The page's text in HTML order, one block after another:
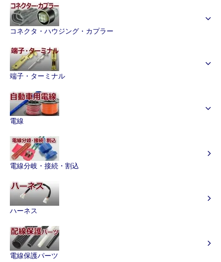
コネクタ・ハウジング・カプラー
端子・ターミナル
電線
電線分岐・接続・割込
ハーネス
電線保護パーツ